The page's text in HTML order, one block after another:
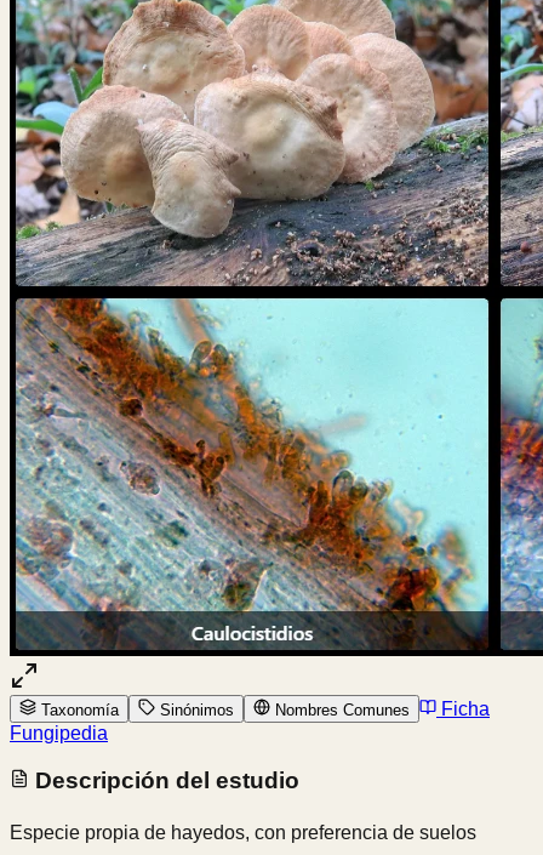
Taxonomía Sinónimos Nombres Comunes
Ficha
Fungipedia
Descripción del estudio
Especie propia de hayedos, con preferencia de suelos